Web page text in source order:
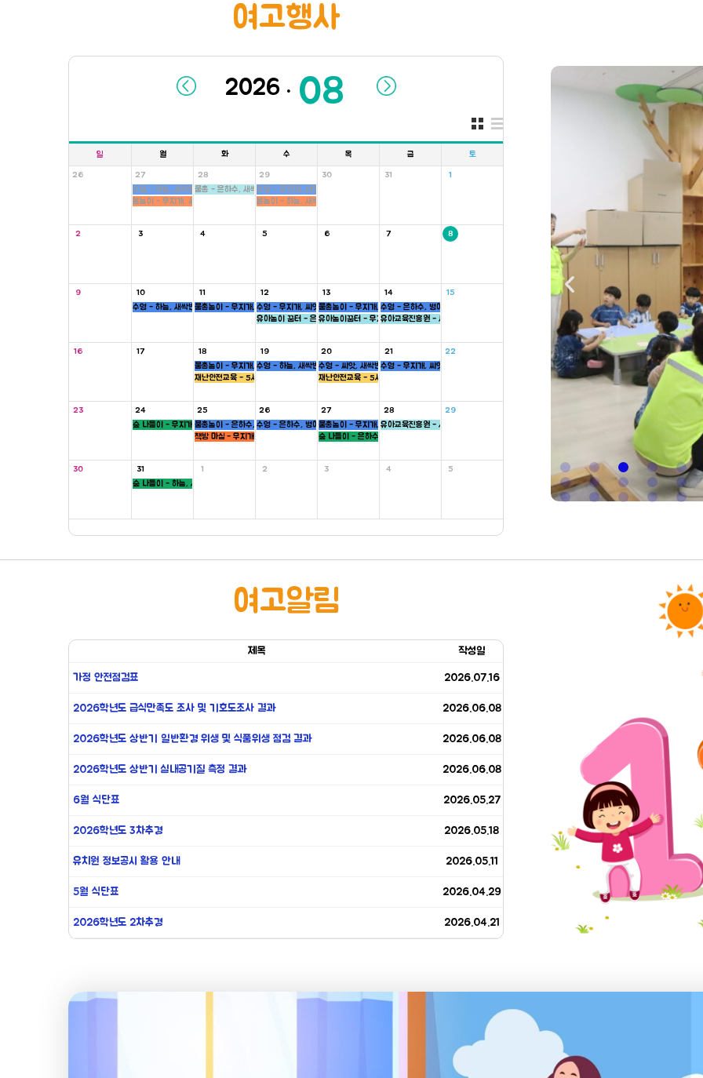
여고행사
.
일 월 화 수 목 금 토
26
27
수영 - 하늘, 새싹반
몸놀이 - 무지개, 씨앗반
28
물총 - 은하수, 새싹, 병아리반
29
수영 - 무지개, 씨앗반
몸놀이 - 하늘, 새싹반
30 31 1
2 3 4 5 6 7 8
9
10
수영 - 하늘, 새싹반
11
물총놀이 - 무지개, 새싹, 병아리반
12
수영 - 무지개, 씨앗반
유아놀이 꿈터 - 은하수, 하늘반
13
물총놀이 - 무지개, 씨앗, 하늘반
유아놀이꿈터 - 무지개반
14
수영 - 은하수, 병아리반
유아교육진흥원 - 씨앗반
15
16 17
18
물총놀이 - 무지개, 새싹, 병아리반
재난안전교육 - 5세
19
수영 - 하늘, 새싹반
20
수영 - 씨앗, 새싹반
재난안전교육 - 5세
21
수영 - 무지개, 씨앗반
22
23
24
숲 나들이 - 무지개, 씨앗반
25
물총놀이 - 은하수, 새싹, 병아리반
책방 마실 - 무지개 ,하늘반
26
수영 - 은하수, 병아리반
27
물총놀이 - 무지개, 씨앗, 하늘반
숲 나들이 - 은하수, 병아리반
28
유아교육진흥원 - 새싹반
29
30
31
숲 나들이 - 하늘, 새싹반
1 2 3 4 5
여고알림
제목 작성일
가정 안전점검표 2026.07.16
2026학년도 급식만족도 조사 및 기호도조사 결과 2026.06.08
2026학년도 상반기 일반환경 위생 및 식품위생 점검 결과 2026.06.08
2026학년도 상반기 실내공기질 측정 결과 2026.06.08
6월 식단표 2026.05.27
2026학년도 3차추경 2026.05.18
유치원 정보공시 활용 안내 2026.05.11
5월 식단표 2026.04.29
2026학년도 2차추경 2026.04.21